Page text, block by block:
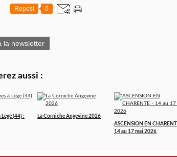
Repost 0
la newsletter
aussi :
Legé (44) :
La Corniche Angevine 2026
ASCENSION EN
14 au 17 mai 2026